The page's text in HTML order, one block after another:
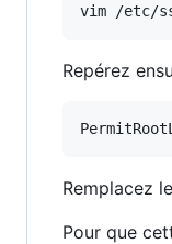
vim /etc/
Repérez
Remplacez le
Pour que